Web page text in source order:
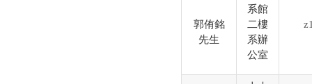
郭侑銘
先生
系館
二樓
系辦
公室